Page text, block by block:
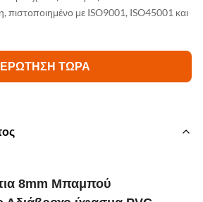
με ISO9001, ISO45001 και
ΕΡΏΤΗΣΗ ΤΏΡΑ
8mm Μπαμπού